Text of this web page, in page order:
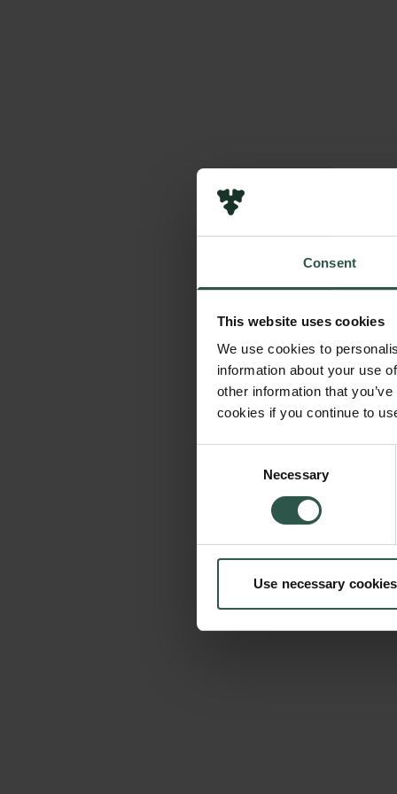
Consent
This website uses cookies
We use cookies to
information about your use
other information that
cookies if you continue to
Necessary
Use necessary